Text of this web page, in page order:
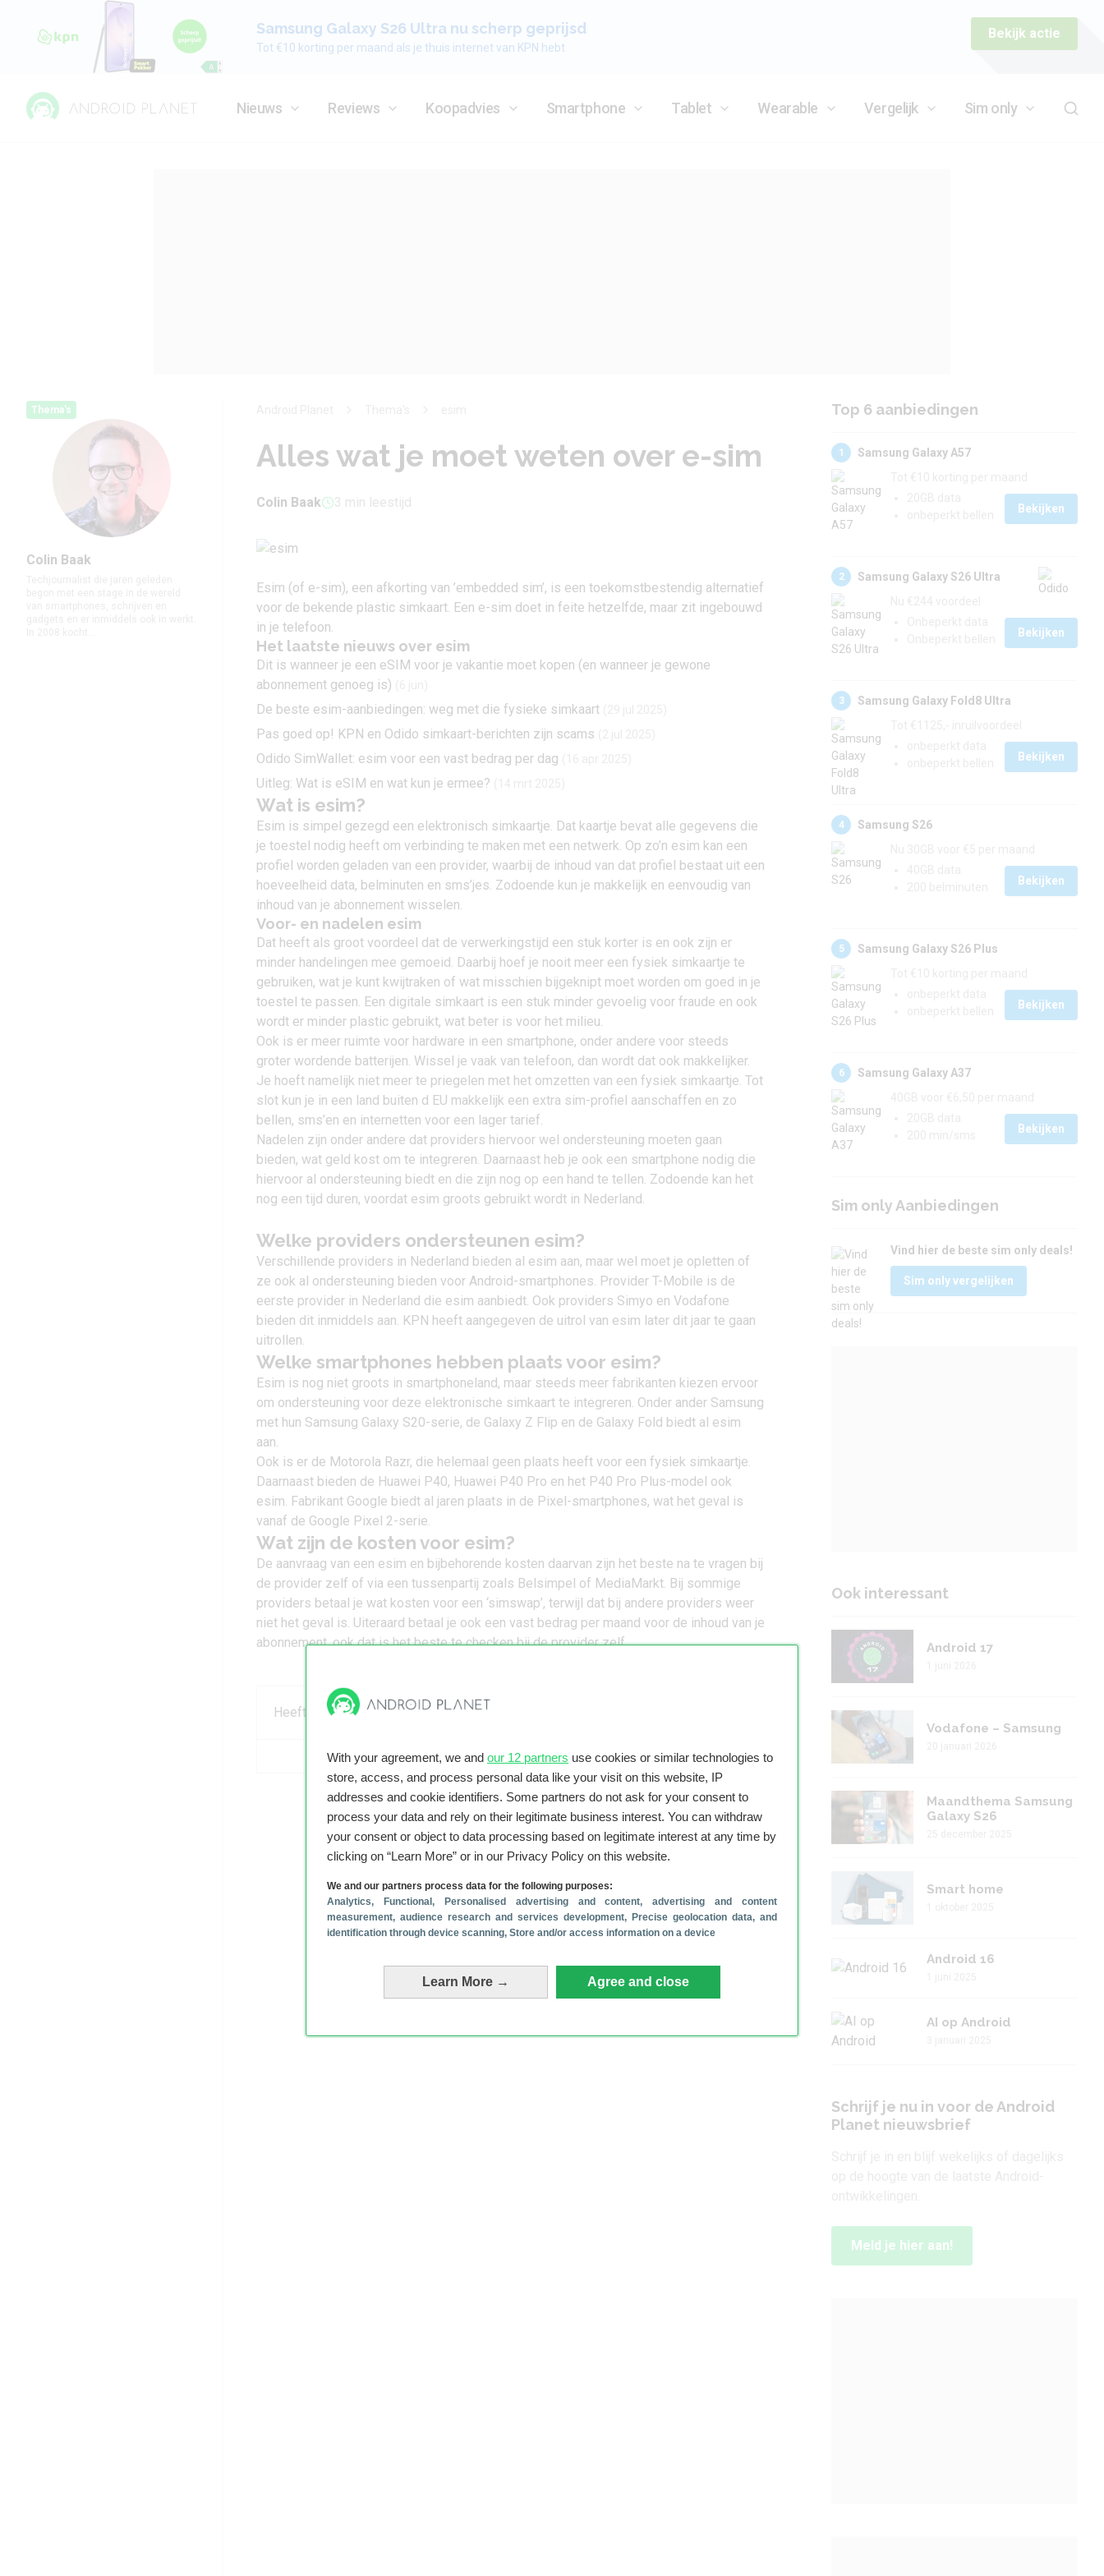
With your agreement, we and our 12 partners use cookies or similar technologies to
store, access, and process personal data like your visit on this website, IP
addresses and cookie identifiers. Some partners do not ask for your consent to
process your data and rely on their legitimate business interest. You can withdraw
your consent or object to data processing based on legitimate interest at any time by
clicking on “Learn More” or in our Privacy Policy on this website.
We and our partners process data for the following purposes:
Analytics, Functional, Personalised advertising and content, advertising and content
measurement, audience research and services development, Precise geolocation data, and
identification through device scanning, Store and/or access information on a device
Learn More → Agree and close
Samsung Galaxy S26 Ultra nu scherp geprijsd
Tot €10 korting per maand als je thuis internet van KPN hebt
Bekijk actie
Nieuws Reviews Koopadvies Smartphone Tablet Wearable Vergelijk Sim only
Thema's
Colin Baak
Alles wat je moet weten over e-sim
Colin Baak 3 min leestijd
Esim (of e-sim), een afkorting van ’embedded sim’, is een toekomstbestendig alternatief
voor de bekende plastic simkaart. Een e-sim doet in feite hetzelfde, maar zit ingebouwd
in je telefoon.
Het laatste nieuws over esim
Dit is wanneer je een eSIM voor je vakantie moet kopen (en wanneer je gewone
abonnement genoeg is)
De beste esim-aanbiedingen: weg met die fysieke simkaart
Pas goed op! KPN en Odido simkaart-berichten zijn scams
Odido SimWallet: esim voor een vast bedrag per dag
Uitleg: Wat is eSIM en wat kun je ermee?
Wat is esim?
Esim is simpel gezegd een elektronisch simkaartje. Dat kaartje bevat alle gegevens die
je toestel nodig heeft om verbinding te maken met een netwerk. Op zo’n esim kan een
profiel worden geladen van een provider, waarbij de inhoud van dat profiel bestaat uit een
hoeveelheid data, belminuten en sms’jes. Zodoende kun je makkelijk en eenvoudig van
inhoud van je abonnement wisselen.
Voor- en nadelen esim
Dat heeft als groot voordeel dat de verwerkingstijd een stuk korter is en ook zijn er
minder handelingen mee gemoeid. Daarbij hoef je nooit meer een fysiek simkaartje te
gebruiken, wat je kunt kwijtraken of wat misschien bijgeknipt moet worden om goed in je
toestel te passen. Een digitale simkaart is een stuk minder gevoelig voor fraude en ook
wordt er minder plastic gebruikt, wat beter is voor het milieu.
Ook is er meer ruimte voor hardware in een smartphone, onder andere voor steeds
groter wordende batterijen. Wissel je vaak van telefoon, dan wordt dat ook makkelijker.
Je hoeft namelijk niet meer te priegelen met het omzetten van een fysiek simkaartje. Tot
slot kun je in een land buiten d EU makkelijk een extra sim-profiel aanschaffen en zo
bellen, sms’en en internetten voor een lager tarief.
Nadelen zijn onder andere dat providers hiervoor wel ondersteuning moeten gaan
bieden, wat geld kost om te integreren. Daarnaast heb je ook een smartphone nodig die
hiervoor al ondersteuning biedt en die zijn nog op een hand te tellen. Zodoende kan het
nog een tijd duren, voordat esim groots gebruikt wordt in Nederland.
Welke providers ondersteunen esim?
Verschillende providers in Nederland bieden al esim aan, maar wel moet je opletten of
ze ook al ondersteuning bieden voor Android-smartphones. Provider T-Mobile is de
eerste provider in Nederland die esim aanbiedt. Ook providers Simyo en Vodafone
bieden dit inmiddels aan. KPN heeft aangegeven de uitrol van esim later dit jaar te gaan
uitrollen.
Welke smartphones hebben plaats voor esim?
Esim is nog niet groots in smartphoneland, maar steeds meer fabrikanten kiezen ervoor
om ondersteuning voor deze elektronische simkaart te integreren. Onder ander Samsung
met hun Samsung Galaxy S20-serie, de Galaxy Z Flip en de Galaxy Fold biedt al esim
aan.
Ook is er de Motorola Razr, die helemaal geen plaats heeft voor een fysiek simkaartje.
Daarnaast bieden de Huawei P40, Huawei P40 Pro en het P40 Pro Plus-model ook
esim. Fabrikant Google biedt al jaren plaats in de Pixel-smartphones, wat het geval is
vanaf de Google Pixel 2-serie.
Wat zijn de kosten voor esim?
De aanvraag van een esim en bijbehorende kosten daarvan zijn het beste na te vragen bij
de provider zelf of via een tussenpartij zoals Belsimpel of MediaMarkt. Bij sommige
providers betaal je wat kosten voor een ‘simswap’, terwijl dat bij andere providers weer
niet het geval is. Uiteraard betaal je ook een vast bedrag per maand voor de inhoud van je
abonnement, ook dat is het beste te checken bij de provider zelf.
Heeft dit artikel je geholpen?
Top 6 aanbiedingen
1
Samsung Galaxy A57
Bekijken
2
Samsung Galaxy S26 Ultra
Bekijken
3
Samsung Galaxy Fold8 Ultra
Bekijken
4
Samsung S26
Bekijken
5
Samsung Galaxy S26 Plus
Bekijken
6
Samsung Galaxy A37
Bekijken
Sim only Aanbiedingen
Vind hier de beste sim only deals!
Sim only vergelijken
Ook interessant
Android 17
Vodafone – Samsung
Maandthema Samsung
Galaxy S26
Smart home
Android 16
AI op Android
Schrijf je nu in voor de Android
Planet nieuwsbrief
Meld je hier aan!